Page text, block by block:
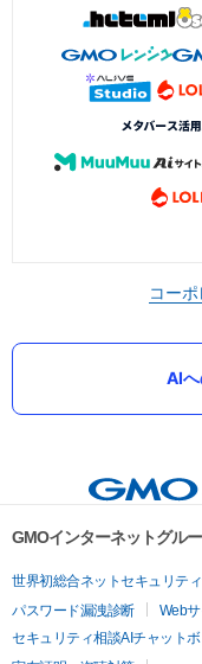
コー
AI
GMOインターネットグル
世界初総合ネットセキュリテ
パスワード漏洩診断
Web
セキュリティ相談AIチャットボ